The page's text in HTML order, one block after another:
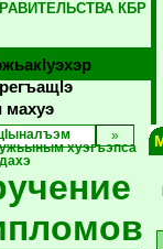
КБР
хуэгъэпса